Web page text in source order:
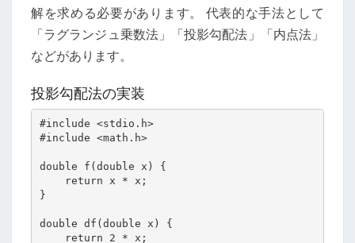
解を求める必要があります。 代表的な手法として
「ラグランジュ乗数法」「投影勾配法」「内点法」
などがあります。
投影勾配法の実装
#include <stdio.h>
#include <math.h>
double f(double x) {
}
double df(double x) {